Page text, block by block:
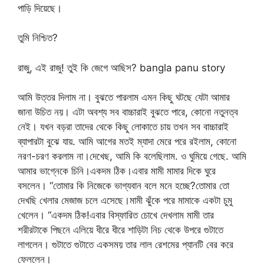
পাড়ি দিয়েছে।
তুমি নিশ্চিত?
রাজু, এই রাজু! তুই কি জেগে আছিস? bangla panu story
আমি উত্তর দিলাম না। বুঝতে পারলাম এমন কিছু ঘটছে যেটা আমার
জানা উচিত নয়। এটা অবশ্য সব বাচ্চারাই বুঝতে পারে, কোনো নতুনত্ব
নেই। যখন বড়রা তাদের থেকে কিছু লোকাতে চায় তখন সব বাচ্চারাই
ব্যাপারটা বুঝে যায়. আমি আগের মতই ম্যাদা মেরে পরে রইলাম, কোনো
নরণ-চরণ করলাম না।দেখেছ, আমি কি বলেছিলাম. ও ঘুমিয়ে গেছে. আমি
আমার ভাগ্নেকে চিনি।একদম ঠিক।এবার মামী মামার দিকে ঘুরে
বসলেন। “তোমার কি নিজেকে ভাগ্যবান বলে মনে হচ্ছে?তোমার তো
দেখছি খেলার মেজাজ চলে এসেছে।মামী ঝুঁকে পরে মামাকে একটা চুমু
খেলেন। “একদম ঠিক!এবার বিস্ফারিত চোখে দেখলাম মামী তার
শরীরটাকে পিছনে এলিয়ে ধীরে ধীরে শাড়িটা নিচ থেকে উপরে গুটাতে
লাগলেন। গুটাতে গুটাতে একসময় তার লাল রেশমের প্যানটি বের করে
ফেললেন।